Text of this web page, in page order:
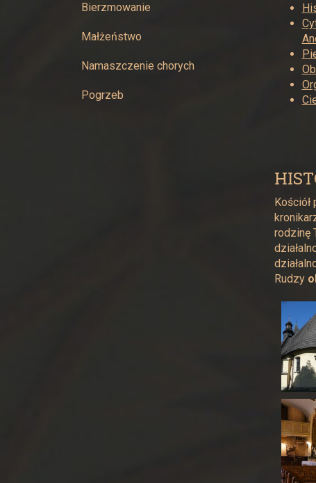
Panny
Żywcu
Bierzmowanie
Małżeństwo
Namaszczenie chorych
Pogrzeb
rodzinę
Rudzy